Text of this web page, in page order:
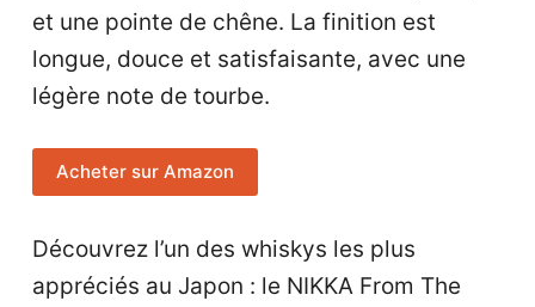
et une pointe de chêne. La finition est
longue, douce et satisfaisante, avec une
légère note de tourbe.
Acheter sur Amazon
Découvrez l’un des whiskys les plus
appréciés au Japon : le NIKKA From The